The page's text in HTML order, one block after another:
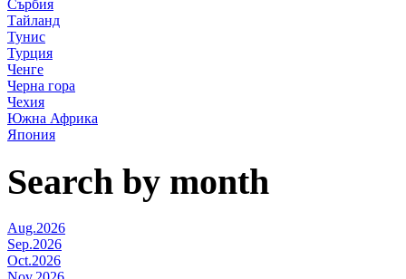
Сърбия
Тайланд
Тунис
Турция
Ченге
Черна гора
Чехия
Южна Африка
Япония
Search by month
Aug.2026
Sep.2026
Oct.2026